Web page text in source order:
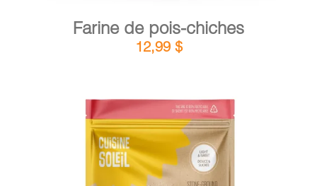
Farine de pois-chiches
12,99 $